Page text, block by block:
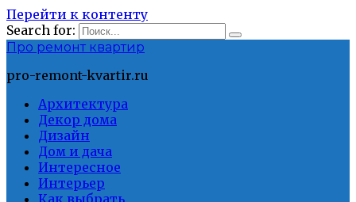
Перейти к контенту
Search for:
Про ремонт квартир
pro-remont-kvartir.ru
Архитектура
Декор дома
Дизайн
Дом и дача
Интересное
Интерьер
Как выбрать